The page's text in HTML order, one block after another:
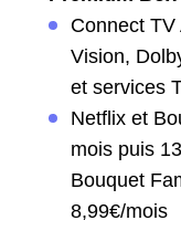
Connect
Vision,
et services
Netflix et
mois puis
Bouquet
8,99€/mois